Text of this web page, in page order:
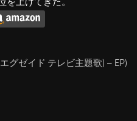
グゼイド テレビ主題歌) – EP)